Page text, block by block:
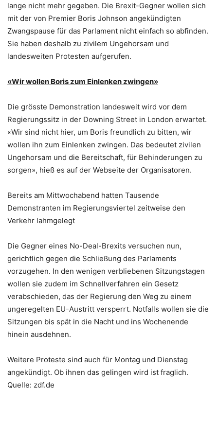
lange nicht mehr gegeben. Die Brexit-Gegner wollen sich
mit der von Premier Boris Johnson angekündigten
Zwangspause für das Parlament nicht einfach so abfinden.
Sie haben deshalb zu zivilem Ungehorsam und
landesweiten Protesten aufgerufen.
«Wir wollen Boris zum Einlenken zwingen»
Die grösste Demonstration landesweit wird vor dem
Regierungssitz in der Downing Street in London erwartet.
«Wir sind nicht hier, um Boris freundlich zu bitten, wir
wollen ihn zum Einlenken zwingen. Das bedeutet zivilen
Ungehorsam und die Bereitschaft, für Behinderungen zu
sorgen», hieß es auf der Webseite der Organisatoren.
Bereits am Mittwochabend hatten Tausende
Demonstranten im Regierungsviertel zeitweise den
Verkehr lahmgelegt
Die Gegner eines No-Deal-Brexits versuchen nun,
gerichtlich gegen die Schließung des Parlaments
vorzugehen. In den wenigen verbliebenen Sitzungstagen
wollen sie zudem im Schnellverfahren ein Gesetz
verabschieden, das der Regierung den Weg zu einem
ungeregelten EU-Austritt versperrt. Notfalls wollen sie die
Sitzungen bis spät in die Nacht und ins Wochenende
hinein ausdehnen.
Weitere Proteste sind auch für Montag und Dienstag
angekündigt. Ob ihnen das gelingen wird ist fraglich.
Quelle: zdf.de